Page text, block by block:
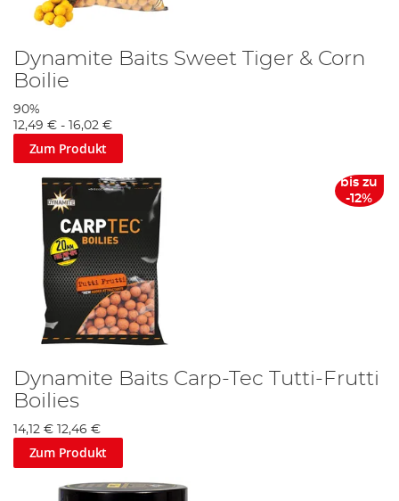
Dynamite Baits Sweet Tiger & Corn
Boilie
90%
12,49 € - 16,02 €
Zum Produkt
bis zu
-12%
Dynamite Baits Carp-Tec Tutti-Frutti
Boilies
14,12 € 12,46 €
Zum Produkt